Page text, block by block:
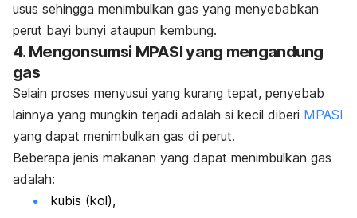
usus sehingga menimbulkan gas yang menyebabkan
perut bayi bunyi ataupun kembung.
4. Mengonsumsi MPASI yang mengandung
gas
Selain proses menyusui yang kurang tepat, penyebab
lainnya yang mungkin terjadi adalah si kecil diberi MPASI
yang dapat menimbulkan gas di perut.
Beberapa jenis makanan yang dapat menimbulkan gas
adalah:
kubis (kol),